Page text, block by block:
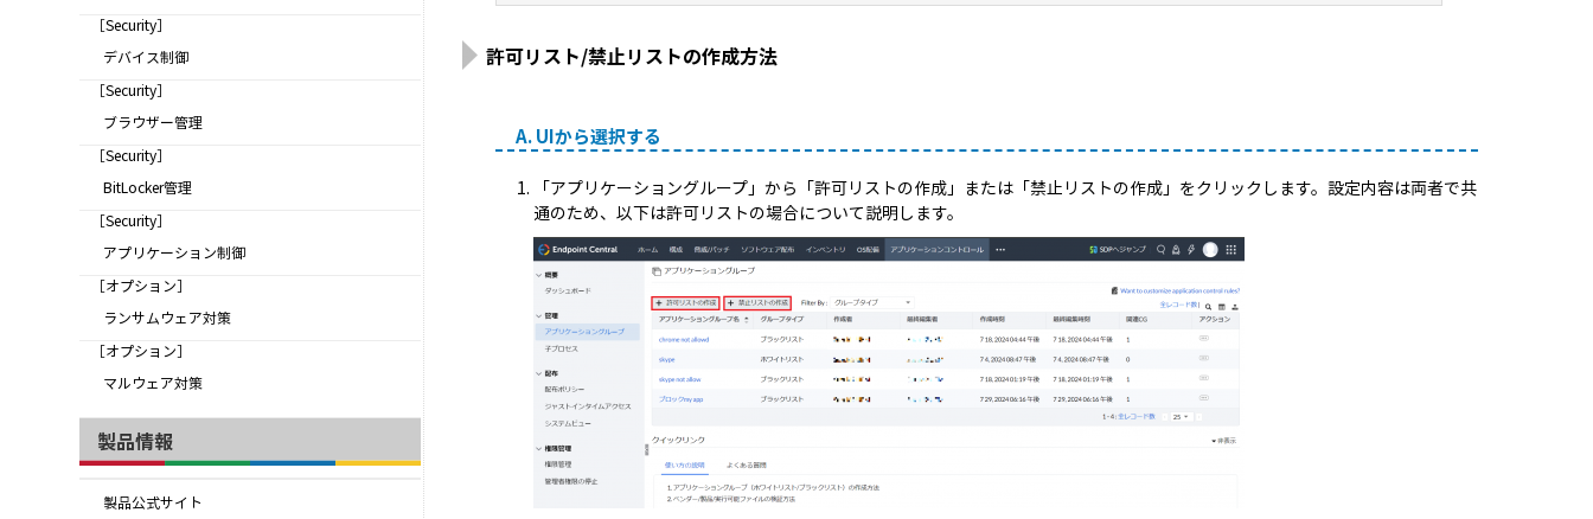
［Security］
デバイス制御
［Security］
ブラウザー管理
［Security］
BitLocker管理
［Security］
アプリケーション制御
［オプション］
ランサムウェア対策
［オプション］
マルウェア対策
製品情報
製品公式サイト
許可リスト/禁止リストの作成方法
A. UIから選択する
「アプリケーショングループ」から「許可リストの作成」または「禁止リストの作成」をクリックします。設定内容は両者で共
通のため、以下は許可リストの場合について説明します。